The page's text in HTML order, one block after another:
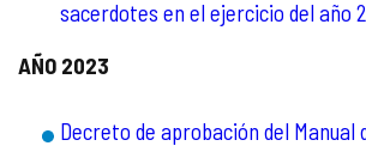
sacerdotes en el ejercicio del año
AÑO 2023
Decreto de aprobación del Manual